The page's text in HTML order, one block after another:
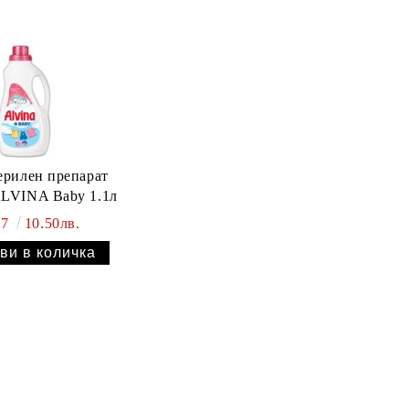
препарат
Baby 1.1л
10.50лв.